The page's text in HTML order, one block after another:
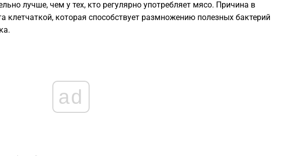
лучше, чем у тех, кто регулярно употребляет мясо. Причина в
клетчаткой, которая способствует размножению полезных бактерий
ad